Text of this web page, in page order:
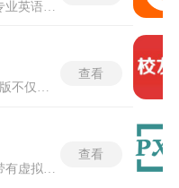
反向词典Wantwords最新版不仅支持基础的英汉互译、近反义词查询，更能根据用户输入的描述性语义，智能推荐适配的词汇与相关表达，帮助用户解决想表达却找不到合适词汇的难题，丰富语言表达的多样性。内置权威词库覆盖多类词典，同时支持多格式词库扩展与自定义编辑，可适配医学、经济、工程等多个专业领域的查询需求。界面设计简约干净，主要功能清晰呈现，没有多余信息干扰，让语言查询与学习过程更高效流畅。反向词典Wantwords最新版优化了语义匹配的精准度，提升了词库加载与查询响应速度，让语言学习、文字创作时的表达优化更省心。
查看
查看